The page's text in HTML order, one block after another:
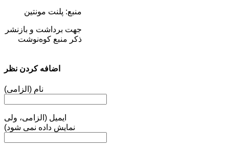
منبع: پلنت مونتین
جهت برداشت و بازنشر
ذکر منبع کوه‌نوشت
اضافه کردن نظر
نام (الزامی)
ایمیل (الزامی، ولی
نمایش داده نمی شود)